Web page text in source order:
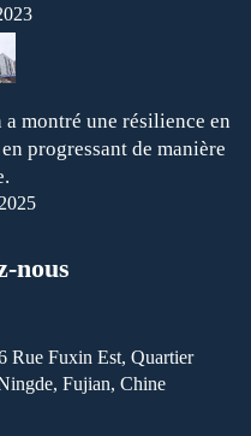
montré une résilience en
progressant de manière
nous
Rue Fuxin Est, Quartier
Fujian, Chine